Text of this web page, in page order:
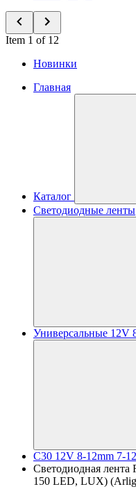
Item 1 of 12
Новинки
Главная
Каталог
Светодиодные ленты
Универсальные 12V
C30 12V 8-12mm 7-
Светодиодная лента
150 LED, LUX)